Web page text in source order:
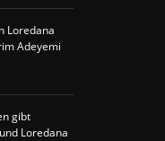
Loredana
Adeyemi
gibt
Loredana